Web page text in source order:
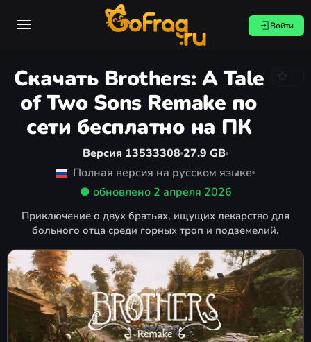
Войти
Скачать Brothers: A Tale
of Two Sons Remake по
сети бесплатно на ПК
Версия 13533308 27.9 GB
Полная версия на русском языке
● обновлено 2 апреля 2026
Приключение о двух братьях, ищущих лекарство для
больного отца среди горных троп и подземелий.